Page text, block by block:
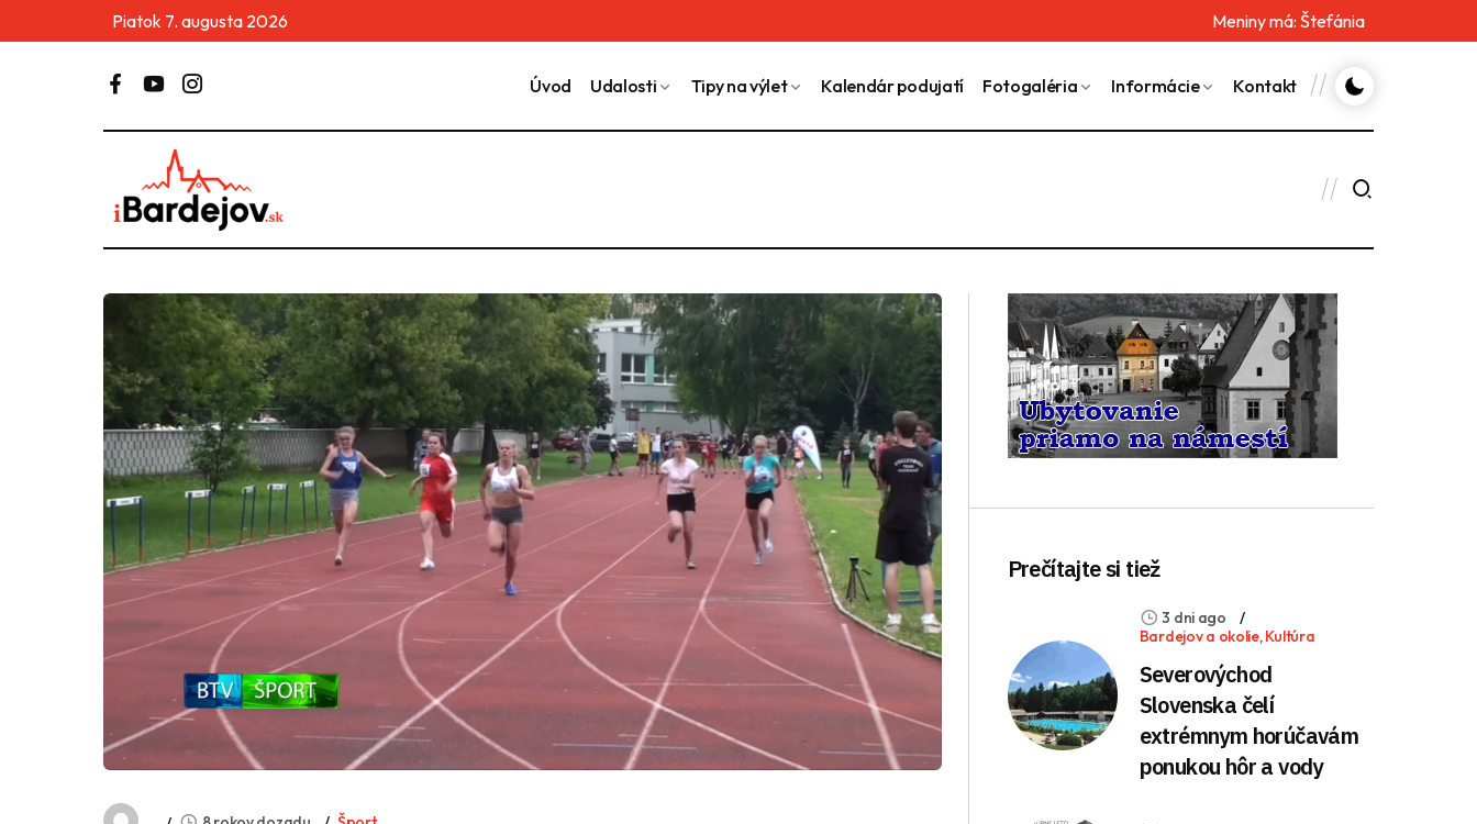
Piatok 7. augusta 2026 Meniny má: Štefánia
Úvod Udalosti Tipy na výlet Kalendár podujatí Fotogaléria Informácie Kontakt
Prečítajte si tiež
3 dni ago
Bardejov a okolie,Kultúra
Severovýchod
Slovenska čelí
extrémnym horúčavám
ponukou hôr a vody